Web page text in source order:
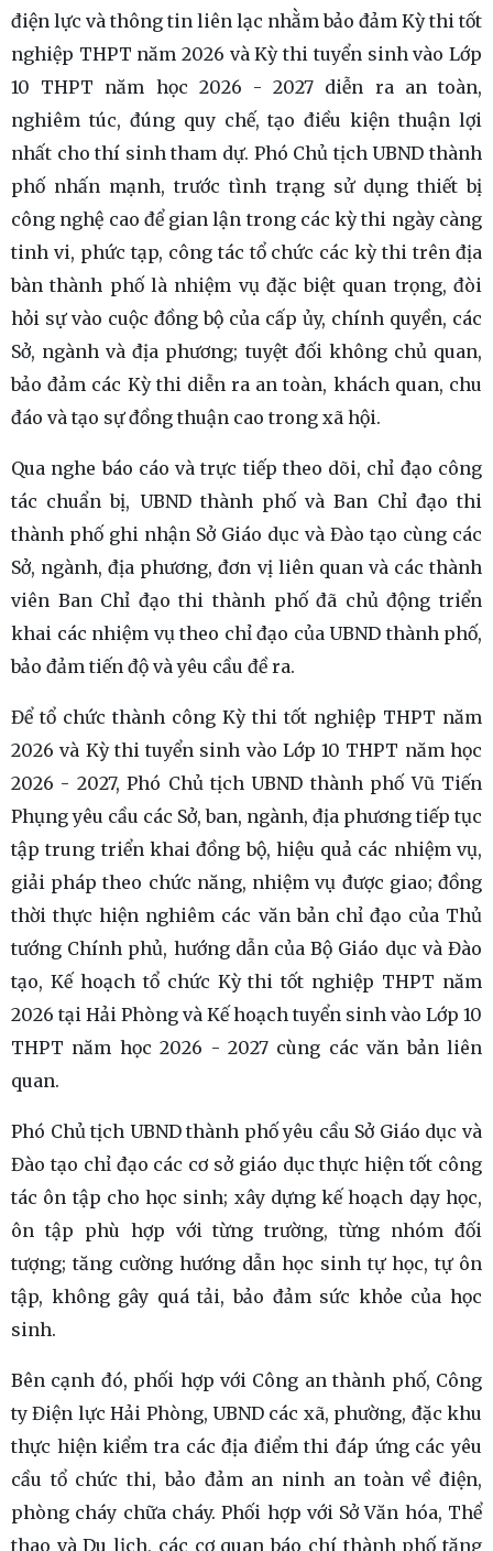
điện lực và thông tin liên lạc nhằm bảo đảm Kỳ thi tốt
nghiệp THPT năm 2026 và Kỳ thi tuyển sinh vào Lớp
10 THPT năm học 2026 - 2027 diễn ra an toàn,
nghiêm túc, đúng quy chế, tạo điều kiện thuận lợi
nhất cho thí sinh tham dự. Phó Chủ tịch UBND thành
phố nhấn mạnh, trước tình trạng sử dụng thiết bị
công nghệ cao để gian lận trong các kỳ thi ngày càng
tinh vi, phức tạp, công tác tổ chức các kỳ thi trên địa
bàn thành phố là nhiệm vụ đặc biệt quan trọng, đòi
hỏi sự vào cuộc đồng bộ của cấp ủy, chính quyền, các
Sở, ngành và địa phương; tuyệt đối không chủ quan,
bảo đảm các Kỳ thi diễn ra an toàn, khách quan, chu
đáo và tạo sự đồng thuận cao trong xã hội.
Qua nghe báo cáo và trực tiếp theo dõi, chỉ đạo công
tác chuẩn bị, UBND thành phố và Ban Chỉ đạo thi
thành phố ghi nhận Sở Giáo dục và Đào tạo cùng các
Sở, ngành, địa phương, đơn vị liên quan và các thành
viên Ban Chỉ đạo thi thành phố đã chủ động triển
khai các nhiệm vụ theo chỉ đạo của UBND thành phố,
bảo đảm tiến độ và yêu cầu đề ra.
Để tổ chức thành công Kỳ thi tốt nghiệp THPT năm
2026 và Kỳ thi tuyển sinh vào Lớp 10 THPT năm học
2026 - 2027, Phó Chủ tịch UBND thành phố Vũ Tiến
Phụng yêu cầu các Sở, ban, ngành, địa phương tiếp tục
tập trung triển khai đồng bộ, hiệu quả các nhiệm vụ,
giải pháp theo chức năng, nhiệm vụ được giao; đồng
thời thực hiện nghiêm các văn bản chỉ đạo của Thủ
tướng Chính phủ, hướng dẫn của Bộ Giáo dục và Đào
tạo, Kế hoạch tổ chức Kỳ thi tốt nghiệp THPT năm
2026 tại Hải Phòng và Kế hoạch tuyển sinh vào Lớp 10
THPT năm học 2026 - 2027 cùng các văn bản liên
quan.
Phó Chủ tịch UBND thành phố yêu cầu Sở Giáo dục và
Đào tạo chỉ đạo các cơ sở giáo dục thực hiện tốt công
tác ôn tập cho học sinh; xây dựng kế hoạch dạy học,
ôn tập phù hợp với từng trường, từng nhóm đối
tượng; tăng cường hướng dẫn học sinh tự học, tự ôn
tập, không gây quá tải, bảo đảm sức khỏe của học
sinh.
Bên cạnh đó, phối hợp với Công an thành phố, Công
ty Điện lực Hải Phòng, UBND các xã, phường, đặc khu
thực hiện kiểm tra các địa điểm thi đáp ứng các yêu
cầu tổ chức thi, bảo đảm an ninh an toàn về điện,
phòng cháy chữa cháy. Phối hợp với Sở Văn hóa, Thể
thao và Du lịch, các cơ quan báo chí thành phố tăng